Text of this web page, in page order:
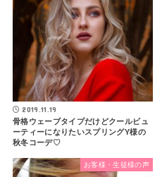
2019.11.19
骨格ウェーブタイプだけどクールビュ
ーティーになりたいスプリングY様の
秋冬コーデ♡
お客様・生徒様の声